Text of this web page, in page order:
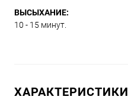
ВЫСЫХАНИЕ:
10 - 15 минут.
ХАРАКТЕРИСТИКИ